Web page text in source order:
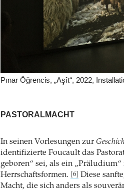
Pınar Öğrencis, „Aşît“, 2022,
PASTORALMACHT
In seinen Vorlesungen zur
identifizierte Foucault das
geboren“ sei, als ein
Herrschaftsformen.
[6]
Diese
Macht, die sich anders als